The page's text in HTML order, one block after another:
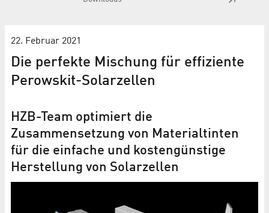
22. Februar 2021
Die perfekte Mischung für effiziente
Perowskit-Solarzellen
HZB-Team optimiert die
Zusammensetzung von Materialtinten
für die einfache und kostengünstige
Herstellung von Solarzellen